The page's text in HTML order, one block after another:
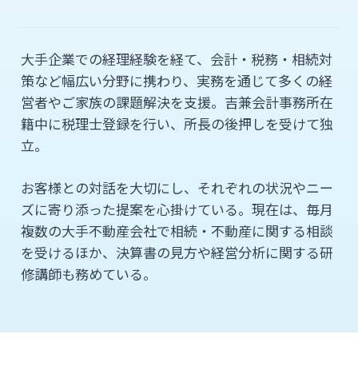
大手企業での経理経験を経て、会計・税務・相続対
策など幅広い分野に携わり、実務を通じて多くの経
営者やご家族の課題解決を支援。吉兼会計事務所在
籍中に税理士登録を行い、所長の後押しを受けて独
立。
お客様との対話を大切にし、それぞれの状況やニー
ズに寄り添った提案を心掛けている。現在は、毎月
複数の大手不動産会社で相続・不動産に関する相談
を受けるほか、決算書の見方や経営分析に関する研
修講師も務めている。